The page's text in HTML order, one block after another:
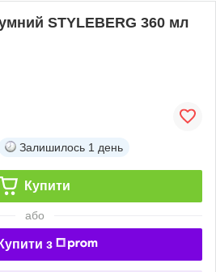
STYLEBERG 360 мл
Залишилось 1 день
Купити
або
Купити з